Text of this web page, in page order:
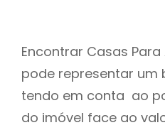
Encontrar Casas
pode representar um
tendo em conta ao
do imóvel face ao